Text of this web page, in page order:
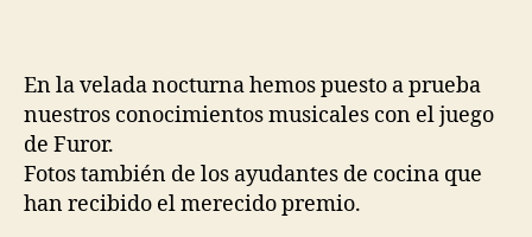
En la velada nocturna hemos puesto a prueba
nuestros conocimientos musicales con el juego
de Furor.
Fotos también de los ayudantes de cocina que
han recibido el merecido premio.